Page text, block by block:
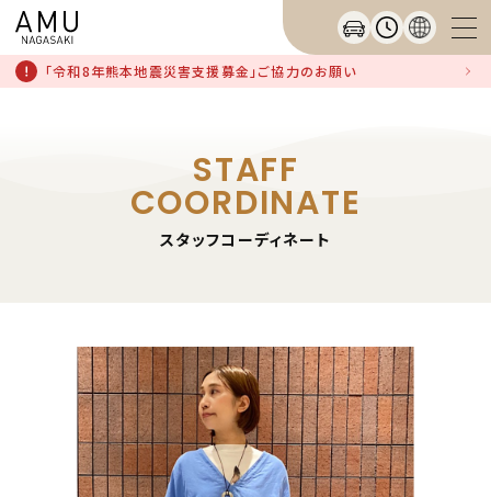
「令和8年熊本地震災害支援募金」ご協力のお願い
STAFF
COORDINATE
スタッフコーディネート